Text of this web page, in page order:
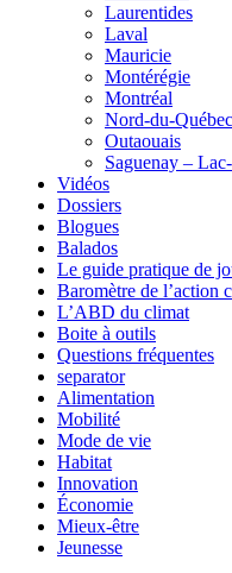
Laurentides
Laval
Mauricie
Montérégie
Montréal
Nord-du-Québec
Outaouais
Saguenay –
Vidéos
Dossiers
Blogues
Balados
Le guide pratique de
Baromètre de l’action
L’ABD du climat
Boite à outils
Questions fréquentes
separator
Alimentation
Mobilité
Mode de vie
Habitat
Innovation
Économie
Mieux-être
Jeunesse